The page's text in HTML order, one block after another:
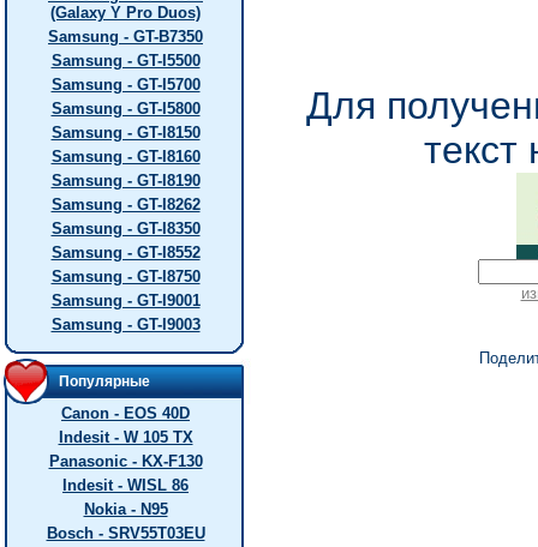
(Galaxy Y Pro Duos)
Samsung - GT-B7350
Samsung - GT-I5500
Samsung - GT-I5700
Samsung - GT-I5800
Samsung - GT-I8150
Samsung - GT-I8160
Samsung - GT-I8190
Samsung - GT-I8262
Samsung - GT-I8350
Samsung - GT-I8552
Samsung - GT-I8750
Samsung - GT-I9001
Samsung - GT-I9003
Популярные
Canon - EOS 40D
Indesit - W 105 TX
Panasonic - KX-F130
Indesit - WISL 86
Nokia - N95
Bosch - SRV55T03EU
Для
текст